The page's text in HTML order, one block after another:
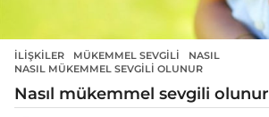
İLIŞKILER MÜKEMMEL SEVGILI ,NASIL
NASIL MÜKEMMEL SEVGILI OLUNUR
Nasıl mükemmel sevgili olunur